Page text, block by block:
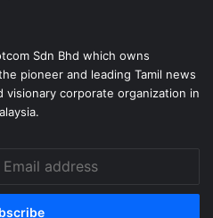
Sdn Bhd which owns
pioneer and leading Tamil news
visionary corporate organization in